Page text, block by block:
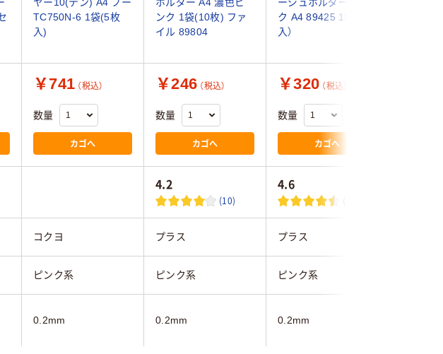
TC750N-6 1袋(5枚
入)
ンク 1袋(10枚) ファ
イル 89804
ク A4 89425 1袋（5枚
入）
￥741 （税込）
数量
カゴへ
￥246 （税込）
数量
カゴへ
￥320 （税込）
数量
カゴへ
4.2
(10)
4.6
(12)
コクヨ プラス プラス
ピンク系 ピンク系 ピンク系
0.2mm 0.2mm 0.2mm